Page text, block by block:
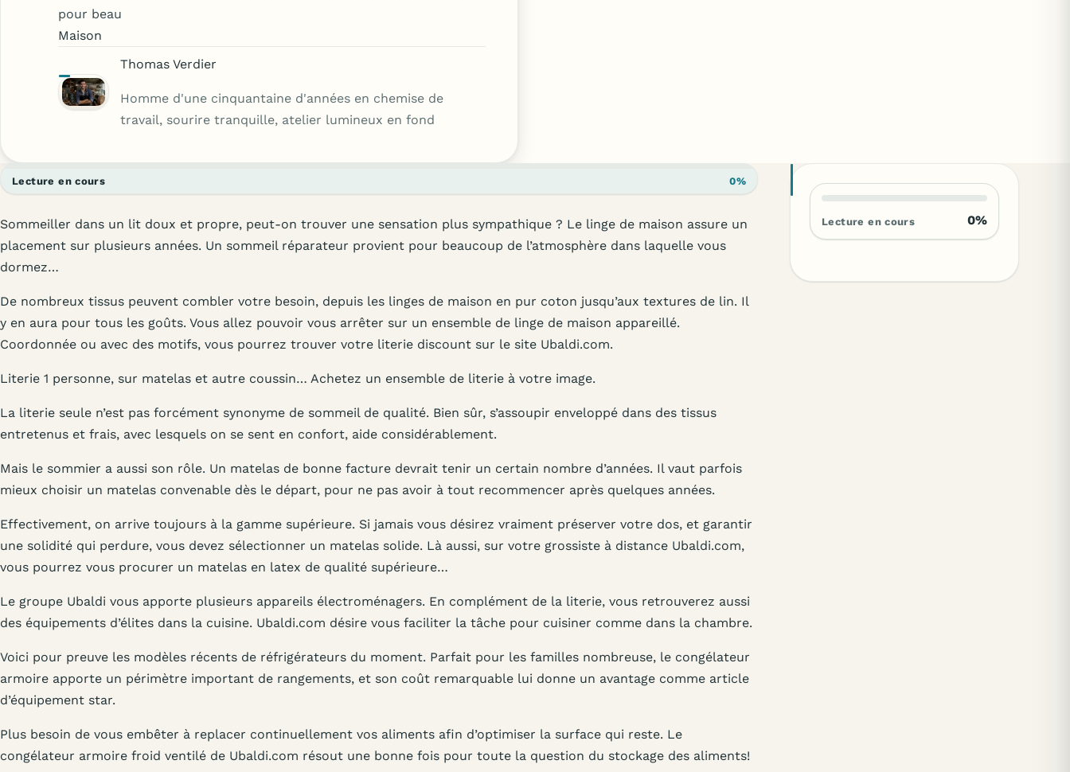
pour beau
Maison
Thomas Verdier
Homme d'une cinquantaine d'années en chemise de
travail, sourire tranquille, atelier lumineux en fond
Lecture en cours 0%
Sommeiller dans un lit doux et propre, peut-on trouver une sensation plus sympathique ? Le linge de maison assure un
placement sur plusieurs années. Un sommeil réparateur provient pour beaucoup de l’atmosphère dans laquelle vous
dormez…
De nombreux tissus peuvent combler votre besoin, depuis les linges de maison en pur coton jusqu’aux textures de lin. Il
y en aura pour tous les goûts. Vous allez pouvoir vous arrêter sur un ensemble de linge de maison appareillé.
Coordonnée ou avec des motifs, vous pourrez trouver votre literie discount sur le site Ubaldi.com.
Literie 1 personne, sur matelas et autre coussin… Achetez un ensemble de literie à votre image.
La literie seule n’est pas forcément synonyme de sommeil de qualité. Bien sûr, s’assoupir enveloppé dans des tissus
entretenus et frais, avec lesquels on se sent en confort, aide considérablement.
Mais le sommier a aussi son rôle. Un matelas de bonne facture devrait tenir un certain nombre d’années. Il vaut parfois
mieux choisir un matelas convenable dès le départ, pour ne pas avoir à tout recommencer après quelques années.
Effectivement, on arrive toujours à la gamme supérieure. Si jamais vous désirez vraiment préserver votre dos, et garantir
une solidité qui perdure, vous devez sélectionner un matelas solide. Là aussi, sur votre grossiste à distance Ubaldi.com,
vous pourrez vous procurer un matelas en latex de qualité supérieure…
Le groupe Ubaldi vous apporte plusieurs appareils électroménagers. En complément de la literie, vous retrouverez aussi
des équipements d’élites dans la cuisine. Ubaldi.com désire vous faciliter la tâche pour cuisiner comme dans la chambre.
Voici pour preuve les modèles récents de réfrigérateurs du moment. Parfait pour les familles nombreuse, le congélateur
armoire apporte un périmètre important de rangements, et son coût remarquable lui donne un avantage comme article
d’équipement star.
Plus besoin de vous embêter à replacer continuellement vos aliments afin d’optimiser la surface qui reste. Le
congélateur armoire froid ventilé de Ubaldi.com résout une bonne fois pour toute la question du stockage des aliments!
Lecture en cours 0%